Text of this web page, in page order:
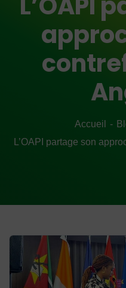
Accueil
L’OAPI partage son